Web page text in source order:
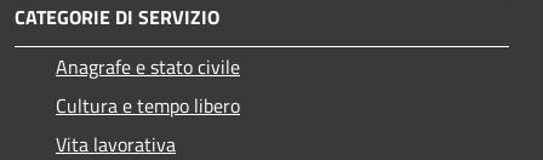
CATEGORIE DI SERVIZIO
Anagrafe e stato civile
Cultura e tempo libero
Vita lavorativa